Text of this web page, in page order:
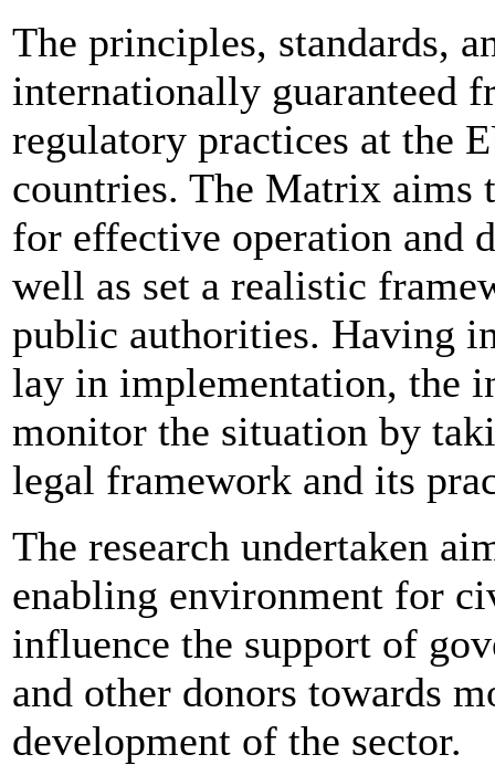
The principles, standards,
internationally guaranteed
regulatory practices at the
countries. The Matrix aims
for effective operation and
well as set a realistic
public authorities. Having
lay in implementation, the
monitor the situation by
legal framework and its
The research undertaken
enabling environment for
influence the support of
and other donors towards
development of the sector.